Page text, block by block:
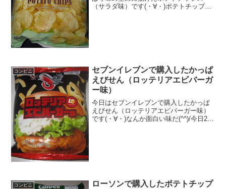
（サラダ味）です(・∀・)ポテトチップス
コンビニ
セブンイレブンで購入したかっぱ
えびせん（ロッテリアエビバーガ
ー味）
今日はセブンイレブンで購入したかっぱ
えびせん（ロッテリアエビバーガー味）
です(・∀・)なんか面白い味だ(^^)/今日2回
コンビニ
ローソンで購入したポテトチップ